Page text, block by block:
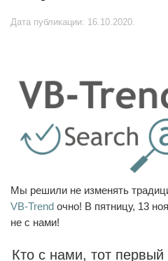
Дата публикации: 16.10.2020.
Мы решили не изменять
VB-Trend очно! В пятницу, 13
не с нами!
Кто с нами, тот первый